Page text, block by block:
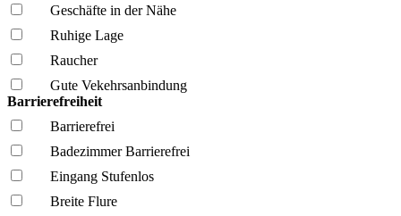
Geschäfte in der Nähe
Ruhige Lage
Raucher
Gute Vekehrsanbindung
Barrierefreiheit
Barrierefrei
Badezimmer Barrierefrei
Eingang Stufenlos
Breite Flure